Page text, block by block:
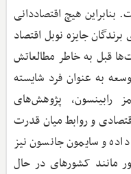
هیچ اقتصاددانی
جایزه نوبل اقتصاد
قبل به خاطر مطالعاتش
به عنوان فرد شایسته
رابینسون، پژوهش‌های
و روابط میان قدرت
و سایمون جانسون نیز
مانند کشورهای در حال